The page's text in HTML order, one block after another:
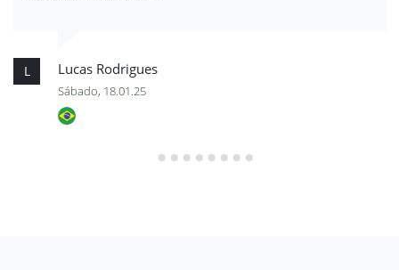
L Lucas Rodrigues
Sábado, 18.01.25